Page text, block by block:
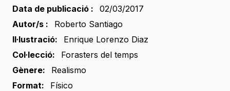
Data de publicació :
02/03/2017
Autor/s :
Roberto Santiago
Il·lustració:
Enrique Lorenzo Diaz
Col·lecció:
Forasters del temps
Gènere:
Realismo
Format:
Físico